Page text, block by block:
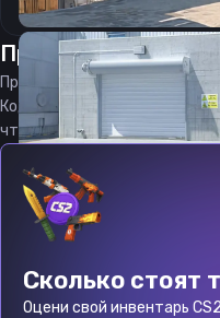
Прицелкрашот
Прицел crush является
Код прицела
CS 2
чтобы вы могли играть с
Сколько стоят
Оцени свой инвентарь